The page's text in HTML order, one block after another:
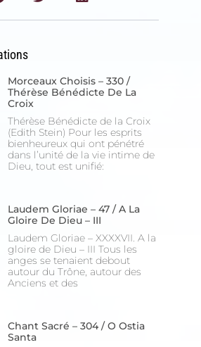
Morceaux Choisis – 330 /
Thérèse Bénédicte De La
Croix
Thérèse Bénédicte de la Croix
(Edith Stein) Pour les esprits
bienheureux qui ont pénétré
dans l’unité de la vie intime de
Dieu, tout est unifié:
Laudem Gloriae – 47 / A La
Gloire De Dieu – III
Laudem Gloriae – XXXXVII. A la
gloire de Dieu – III Tous les
anges se tenaient debout
autour du Trône, autour des
Anciens et des
Chant Sacré – 304 / O Ostia
Santa